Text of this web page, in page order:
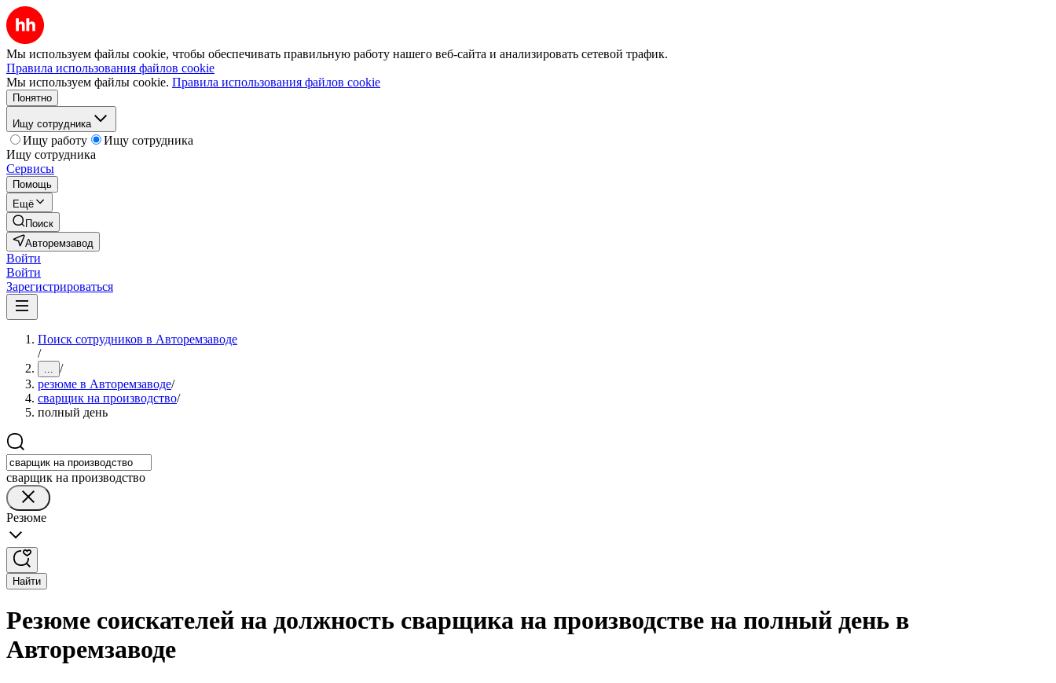
Мы используем файлы cookie, чтобы обеспечивать правильную работу нашего веб-сайта и анализировать сетевой трафик.
Правила использования файлов cookie
Мы используем файлы cookie. Правила использования файлов cookie
Понятно
Ищу сотрудника
Ищу работу
Ищу сотрудника
Ищу сотрудника
Сервисы
Помощь
Ещё
Поиск
Авторемзавод
Войти
Войти
Зарегистрироваться
Поиск сотрудников в Авторемзаводе
/
... /
резюме в Авторемзаводе/
сварщик на производство/
полный день
сварщик на производство
Резюме
Найти
Резюме соискателей на должность сварщика на производстве на полный день в
Авторемзаводе